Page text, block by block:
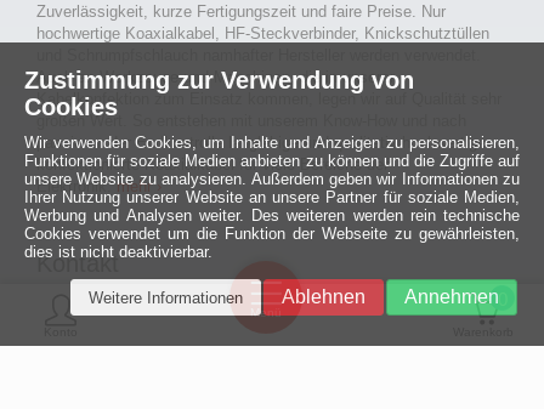
Zuverlässigkeit, kurze Fertigungszeit und faire Preise. Nur
hochwertige Koaxialkabel, HF-Steckverbinder, Knickschutztüllen
Auch an Werkzeuge und Maschinen, die in unserer
Kabelkonfektion zum Einsatz kommen, legen wir auf Qualität sehr
großen Wert. So entstehen mit unserem Know-How und nach
passieren der Endkontrolle langlebige und qualitativ hochwertige
konfektionierte Koaxialkabel für viele Bereiche der
Elektronik.mehr ›
Kontakt
MCE Mauritz Electronics
0
Menü
Ein halbes
Jahrhundert
technologische
Zustimmung zur Verwendung von
Cookies
Wir verwenden Cookies, um Inhalte und Anzeigen zu personalisieren,
Funktionen für soziale Medien anbieten zu können und die Zugriffe auf
unsere Website zu analysieren. Außerdem geben wir Informationen zu
Ihrer Nutzung unserer Website an unsere Partner für soziale Medien,
Werbung und Analysen weiter. Des weiteren werden rein technische
Cookies verwendet um die Funktion der Webseite zu gewährleisten,
dies ist nicht deaktivierbar.
Annehmen
Ablehnen
Weitere Informationen